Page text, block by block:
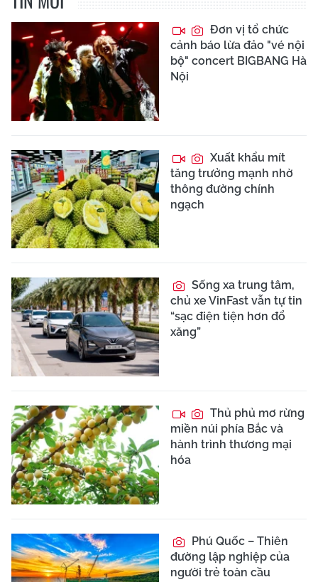
Đơn vị tổ chức
cảnh báo lừa đảo "vé nội
bộ" concert BIGBANG Hà
Nội
Xuất khẩu mít
tăng trưởng mạnh nhờ
thông đường chính
ngạch
Sống xa trung tâm,
chủ xe VinFast vẫn tự tin
“sạc điện tiện hơn đổ
xăng”
Thủ phủ mơ rừng
miền núi phía Bắc và
hành trình thương mại
hóa
Phú Quốc – Thiên
đường lập nghiệp của
người trẻ toàn cầu